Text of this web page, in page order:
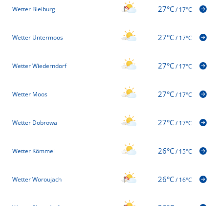
Wetter Bleiburg 27°C/17°C
Wetter Untermoos 27°C/17°C
Wetter Wiederndorf 27°C/17°C
Wetter Moos 27°C/17°C
Wetter Dobrowa 27°C/17°C
Wetter Kömmel 26°C/15°C
Wetter Woroujach 26°C/16°C